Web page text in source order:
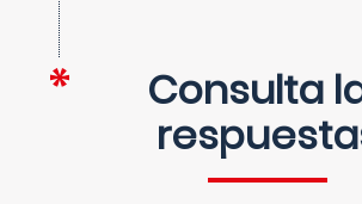
Consulta